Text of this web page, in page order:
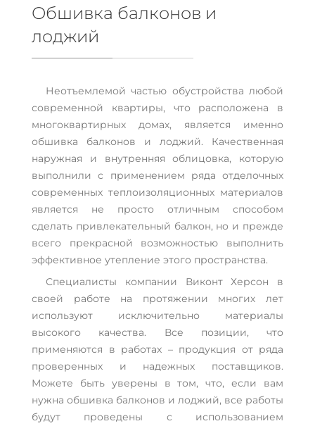
Обшивка балконов и
лоджий
Неотъемлемой частью обустройства любой
современной квартиры, что расположена в
многоквартирных домах, является именно
обшивка балконов и лоджий. Качественная
наружная и внутренняя облицовка, которую
выполнили с применением ряда отделочных
современных теплоизоляционных материалов
является не просто отличным способом
сделать привлекательный балкон, но и прежде
всего прекрасной возможностью выполнить
эффективное утепление этого пространства.
Специалисты компании Виконт Херсон в
своей работе на протяжении многих лет
используют исключительно материалы
высокого качества. Все позиции, что
применяются в работах – продукция от ряда
проверенных и надежных поставщиков.
Можете быть уверены в том, что, если вам
нужна обшивка балконов и лоджий, все работы
будут проведены с использованием